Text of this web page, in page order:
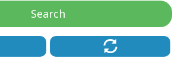
Search